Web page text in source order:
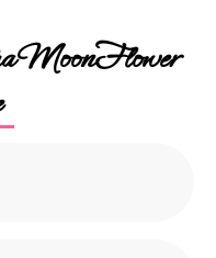
MoonFlower